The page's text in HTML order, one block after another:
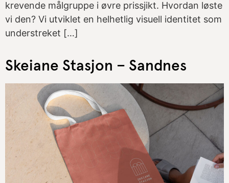
krevende målgruppe i øvre prissjikt. Hvordan løste
vi den? Vi utviklet en helhetlig visuell identitet som
understreket […]
Skeiane Stasjon – Sandnes